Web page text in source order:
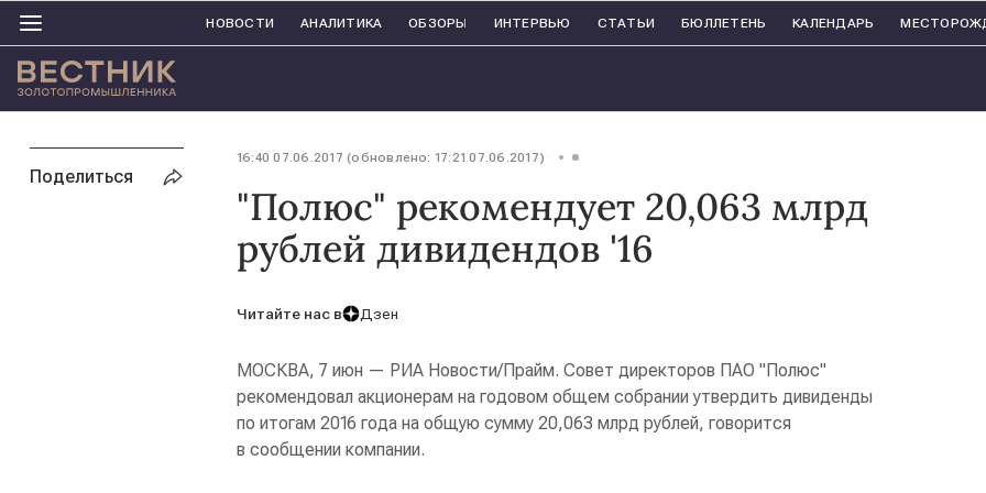
НОВОСТИ АНАЛИТИКА ОБЗОРЫ ИНТЕРВЬЮ СТАТЬИ БЮЛЛЕТЕНЬ КАЛЕНДАРЬ
16:40 07.06.2017 (обновлено: 17:21 07.06.2017)
"Полюс" рекомендует 20,063 млрд
рублей дивидендов '16
Читайте нас в Дзен
МОСКВА, 7 июн — РИА Новости/Прайм. Совет директоров ПАО "Полюс"
рекомендовал акционерам на годовом общем собрании утвердить дивиденды
по итогам 2016 года на общую сумму 20,063 млрд рублей, говорится
в сообщении компании.
Поделиться